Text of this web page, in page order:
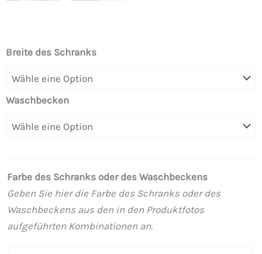
Breite des Schranks
Waschbecken
Farbe des Schranks oder des Waschbeckens
Geben Sie hier die Farbe des Schranks oder des
Waschbeckens aus den in den Produktfotos
aufgeführten Kombinationen an.
Hängender
Schubladen
mit
Waschbecken
aus
Mineralwerkstoff